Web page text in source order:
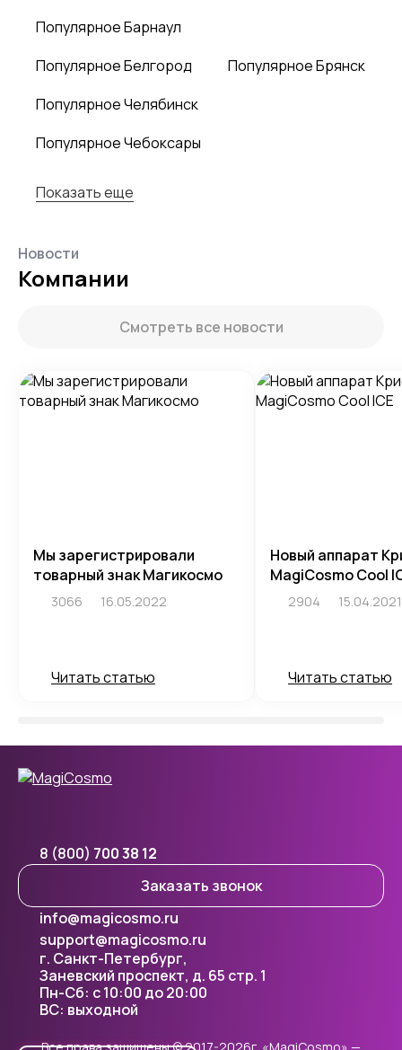
Популярное Барнаул
Популярное Белгород
Популярное Брянск
Популярное Челябинск
Популярное Чебоксары
Показать еще
Новости
Компании
Смотреть все новости
Мы зарегистрировали
товарный знак Магикосмо
3066 16.05.2022
Читать статью
Новый аппарат
MagiCosmo Cool
2904 15.04.2021
Читать статью
8 (800) 700 38 12
Заказать звонок
г. Санкт-Петербург,
Заневский проспект, д. 65 стр. 1
info@magicosmo.ru
support@magicosmo.ru
Пн-Сб: с 10:00 до 20:00
ВС: выходной